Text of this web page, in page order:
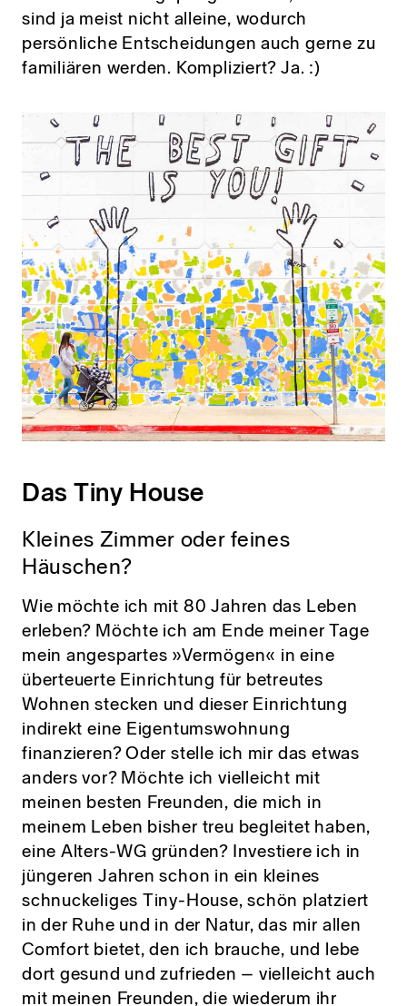
sind ja meist nicht alleine, wodurch
persönliche Entscheidungen auch gerne zu
familiären werden. Kompliziert? Ja. :)
Das Tiny House
Kleines Zimmer oder feines
Häuschen?
Wie möchte ich mit 80 Jahren das Leben
erleben? Möchte ich am Ende meiner Tage
mein angespartes »Vermögen« in eine
überteuerte Einrichtung für betreutes
Wohnen stecken und dieser Einrichtung
indirekt eine Eigentumswohnung
finanzieren? Oder stelle ich mir das etwas
anders vor? Möchte ich vielleicht mit
meinen besten Freunden, die mich in
meinem Leben bisher treu begleitet haben,
eine Alters-WG gründen? Investiere ich in
jüngeren Jahren schon in ein kleines
schnuckeliges Tiny-House, schön platziert
in der Ruhe und in der Natur, das mir allen
Comfort bietet, den ich brauche, und lebe
dort gesund und zufrieden – vielleicht auch
mit meinen Freunden, die wiederum ihr